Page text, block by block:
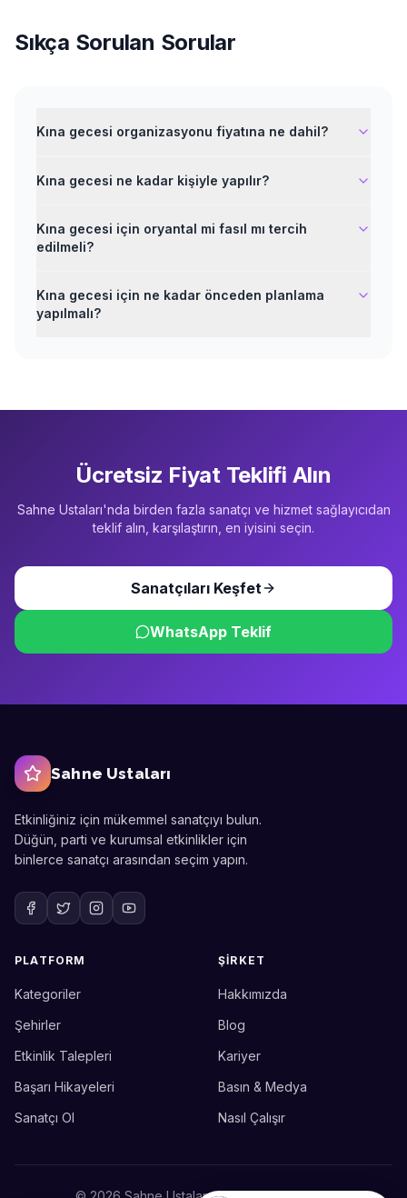
Sıkça Sorulan Sorular
Kına gecesi organizasyonu fiyatına ne dahil?
Kına gecesi ne kadar kişiyle yapılır?
Kına gecesi için oryantal mi fasıl mı tercih
edilmeli?
Kına gecesi için ne kadar önceden planlama
yapılmalı?
Ücretsiz Fiyat Teklifi Alın
Sahne Ustaları'nda birden fazla sanatçı ve hizmet sağlayıcıdan
teklif alın, karşılaştırın, en iyisini seçin.
Sanatçıları Keşfet
WhatsApp Teklif
Sahne Ustaları
Etkinliğiniz için mükemmel sanatçıyı bulun.
Düğün, parti ve kurumsal etkinlikler için
binlerce sanatçı arasından seçim yapın.
PLATFORM
Kategoriler
Şehirler
Etkinlik Talepleri
Başarı Hikayeleri
Sanatçı Ol
ŞIRKET
Hakkımızda
Blog
Kariyer
Basın & Medya
Nasıl Çalışır
Etkinlik uzmanınız
Merhaba! Size nasıl yardımcı
bize ulaşabilirsiniz.
Merhaba! Bilgi almak istiyorum.